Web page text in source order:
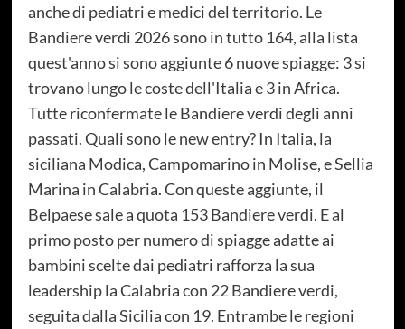
anche di pediatri e medici del territorio. Le
Bandiere verdi 2026 sono in tutto 164, alla lista
quest'anno si sono aggiunte 6 nuove spiagge: 3 si
trovano lungo le coste dell'Italia e 3 in Africa.
Tutte riconfermate le Bandiere verdi degli anni
passati. Quali sono le new entry? In Italia, la
siciliana Modica, Campomarino in Molise, e Sellia
Marina in Calabria. Con queste aggiunte, il
Belpaese sale a quota 153 Bandiere verdi. E al
primo posto per numero di spiagge adatte ai
bambini scelte dai pediatri rafforza la sua
leadership la Calabria con 22 Bandiere verdi,
seguita dalla Sicilia con 19. Entrambe le regioni